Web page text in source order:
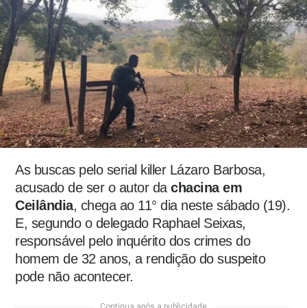
As buscas pelo serial killer Lázaro Barbosa,
acusado de ser o autor dachacina em
Ceilândia, chega ao 11° dia neste sábado (19).
E, segundo o delegado Raphael Seixas,
responsável pelo inquérito dos crimes do
homem de 32 anos, a rendição do suspeito
pode não acontecer.